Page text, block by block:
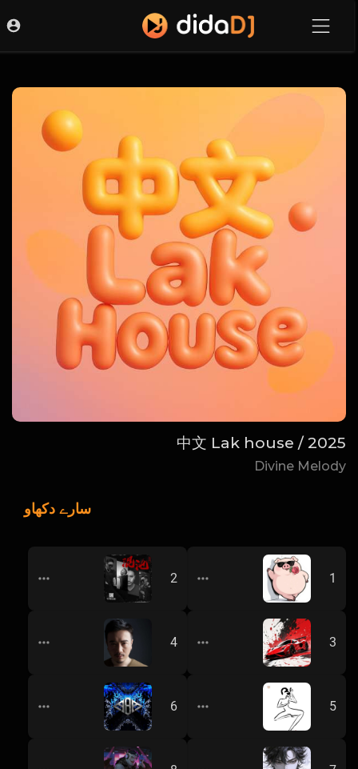
中文 Lak house / 2025
Divine Melody
سارے دکھاو
1
一直很安静 (Dj阿曹 FunkyHouse Rmx 2025)
暗夜男
2
36 - SSS级私货 《龘》 串烧 （6月更新一）
DJ唐
3
FK自用气氛小串
武才人
4
004 - SSS殿堂级《兮》TANG唐 Music World
DJ唐
5
DJ啊二
6
《许华给了很多越南盾专属定制》多种风格中文House_DJ阿文Mix
DJ阿文
dj明飞 - 2023 ARS中英文串
【3小时挂机串烧】-｛信宜DJ小叶Remix2024｝